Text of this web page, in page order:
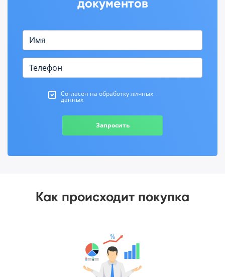
документов
Согласен на обработку личных
данных
Запросить
Как происходит покупка